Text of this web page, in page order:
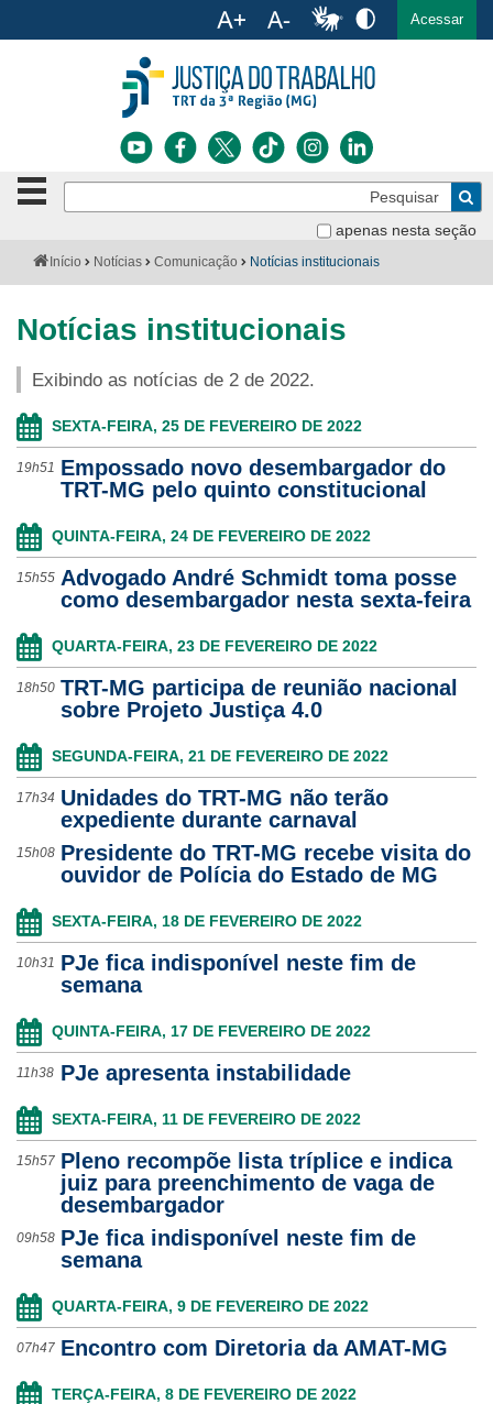
Ir para o menu Ir para a busca Ir para o rodapé
Acessar
apenas nesta seção
Botão
de
clique
ou
Notícias
Serviços
Jurisprudência
Transparência
Legislação
Ouvidoria
Contato
VocêInício Notícias Comunicação Notícias institucionais
Notícias institucionais
Exibindo as notícias de 2 de 2022.
SEXTA-FEIRA, 25 DE FEVEREIRO DE 2022
19h51 Empossado novo desembargador do
TRT-MG pelo quinto constitucional
QUINTA-FEIRA, 24 DE FEVEREIRO DE 2022
15h55 Advogado André Schmidt toma posse
como desembargador nesta sexta-feira
QUARTA-FEIRA, 23 DE FEVEREIRO DE 2022
18h50 TRT-MG participa de reunião nacional
sobre Projeto Justiça 4.0
SEGUNDA-FEIRA, 21 DE FEVEREIRO DE 2022
17h34 Unidades do TRT-MG não terão
expediente durante carnaval
15h08 Presidente do TRT-MG recebe visita do
ouvidor de Polícia do Estado de MG
SEXTA-FEIRA, 18 DE FEVEREIRO DE 2022
10h31 PJe fica indisponível neste fim de
semana
QUINTA-FEIRA, 17 DE FEVEREIRO DE 2022
11h38 PJe apresenta instabilidade
SEXTA-FEIRA, 11 DE FEVEREIRO DE 2022
15h57 Pleno recompõe lista tríplice e indica
juiz para preenchimento de vaga de
desembargador
09h58 PJe fica indisponível neste fim de
semana
QUARTA-FEIRA, 9 DE FEVEREIRO DE 2022
07h47 Encontro com Diretoria da AMAT-MG
TERÇA-FEIRA, 8 DE FEVEREIRO DE 2022